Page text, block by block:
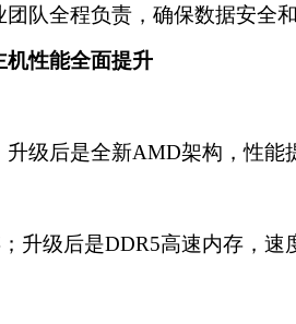
队全程负责，确保数据安全
机性能全面提升
升级后是全新AMD架构，性能
升级后是DDR5高速内存，速